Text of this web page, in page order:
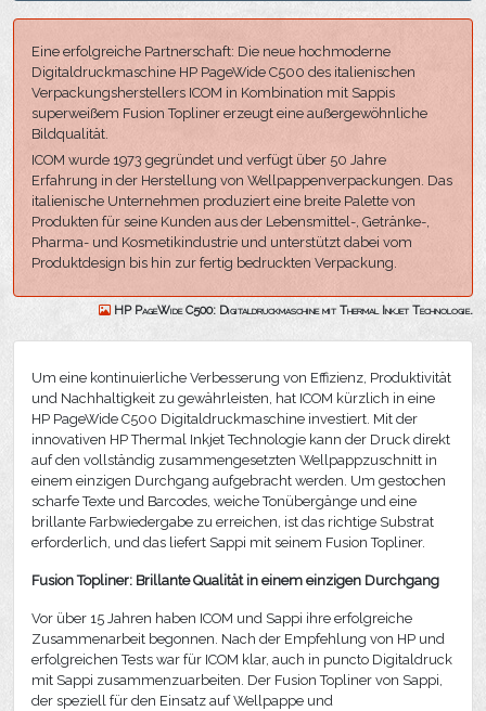
Eine erfolgreiche Partnerschaft: Die neue hochmoderne
Digitaldruckmaschine HP PageWide C500 des italienischen
Verpackungsherstellers ICOM in Kombination mit Sappis
superweißem Fusion Topliner erzeugt eine außergewöhnliche
Bildqualität.
ICOM wurde 1973 gegründet und verfügt über 50 Jahre
Erfahrung in der Herstellung von Wellpappenverpackungen. Das
italienische Unternehmen produziert eine breite Palette von
Produkten für seine Kunden aus der Lebensmittel-, Getränke-,
Pharma- und Kosmetikindustrie und unterstützt dabei vom
Produktdesign bis hin zur fertig bedruckten Verpackung.
HP PageWide C500: Digitaldruckmaschine mit Thermal Inkjet Technologie.
Um eine kontinuierliche Verbesserung von Effizienz, Produktivität
und Nachhaltigkeit zu gewährleisten, hat ICOM kürzlich in eine
HP PageWide C500 Digitaldruckmaschine investiert. Mit der
innovativen HP Thermal Inkjet Technologie kann der Druck direkt
auf den vollständig zusammengesetzten Wellpappzuschnitt in
einem einzigen Durchgang aufgebracht werden. Um gestochen
scharfe Texte und Barcodes, weiche Tonübergänge und eine
brillante Farbwiedergabe zu erreichen, ist das richtige Substrat
erforderlich, und das liefert Sappi mit seinem Fusion Topliner.
Fusion Topliner: Brillante Qualität in einem einzigen Durchgang
Vor über 15 Jahren haben ICOM und Sappi ihre erfolgreiche
Zusammenarbeit begonnen. Nach der Empfehlung von HP und
erfolgreichen Tests war für ICOM klar, auch in puncto Digitaldruck
mit Sappi zusammenzuarbeiten. Der Fusion Topliner von Sappi,
der speziell für den Einsatz auf Wellpappe und